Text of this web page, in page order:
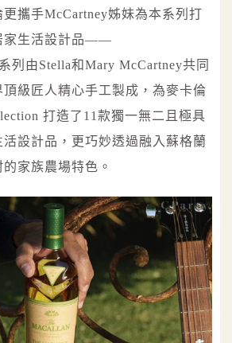
攜手McCartney姊妹為本系列打
家生活設計品——
列由Stella和Mary McCartney共同
級匠人精心手工製成，為麥卡倫
打造了11款獨一無二且極具
設計品，更巧妙透過融入蘇格蘭
家族農場特色。